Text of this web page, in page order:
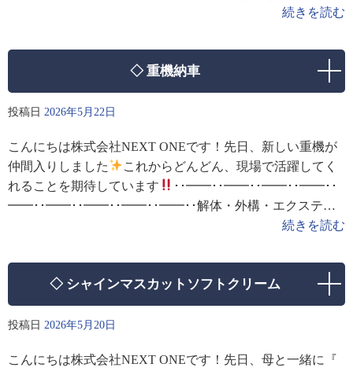
続きを読む
◇ 重機納車
投稿日 2026年5月22日
こんにちは株式会社NEXT ONEです！先日、新しい重機が
仲間入りしました
これからどんどん、現場で活躍してく
れることを期待しています
･･━━･･━━･･━━･･━━･･
━━･･━━･･━━･･━━･･━━･･解体・外構・エクステリ
続きを読む
◇ シャインマスカットソフトクリーム
投稿日 2026年5月20日
こんにちは株式会社NEXT ONEです！先日、母と一緒に『